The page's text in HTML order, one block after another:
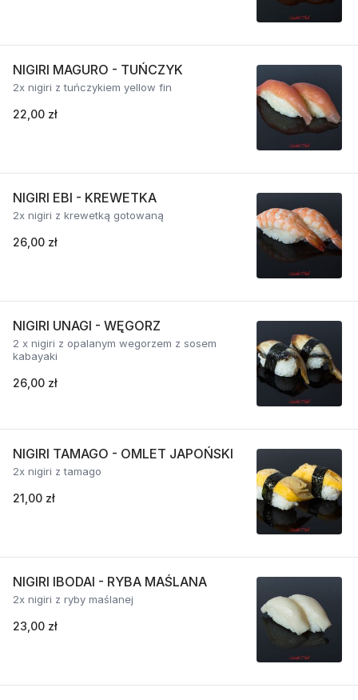
NIGIRI MAGURO - TUŃCZYK
2x nigiri z tuńczykiem yellow fin
22,00 zł
NIGIRI EBI - KREWETKA
2x nigiri z krewetką gotowaną
26,00 zł
NIGIRI UNAGI - WĘGORZ
2 x nigiri z opalanym wegorzem z sosem
kabayaki
26,00 zł
NIGIRI TAMAGO - OMLET JAPOŃSKI
2x nigiri z tamago
21,00 zł
NIGIRI IBODAI - RYBA MAŚLANA
2x nigiri z ryby maślanej
23,00 zł